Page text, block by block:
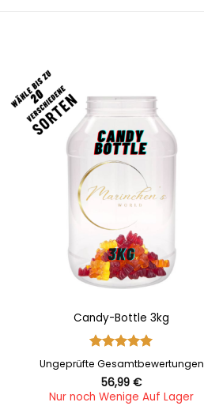
Candy-Bottle 3kg
Bewertet
Ungeprüfte Gesamtbewertungen
56,99 €
Nur noch Wenige Auf Lager